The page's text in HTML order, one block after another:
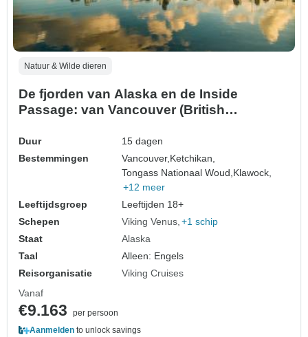
Natuur & Wilde dieren
De fjorden van Alaska en de Inside
Passage: van Vancouver (British
Duur
15 dagen
Bestemmingen
Vancouver,Ketchikan,
Tongass Nationaal Woud,Klawock,
+12 meer
Leeftijdsgroep
Leeftijden 18+
Schepen
Viking Venus +1 schip
Staat
Alaska
Taal
Alleen: Engels
Reisorganisatie
Viking Cruises
Vanaf
€9.163
per persoon
Aanmelden to unlock savings